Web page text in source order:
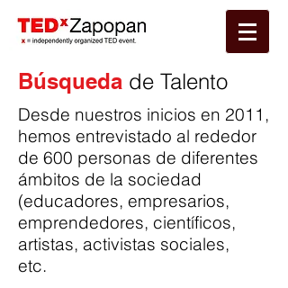
Búsqueda de Talento
Desde nuestros inicios en 2011,
hemos entrevistado al rededor
de 600 personas de diferentes
ámbitos de la sociedad
(educadores, empresarios,
emprendedores, científicos,
artistas, activistas sociales,
etc.